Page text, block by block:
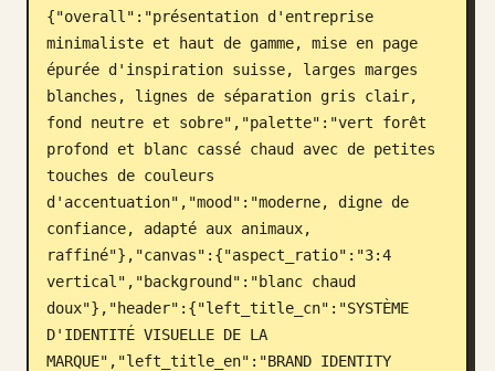
{"overall":"présentation d'entreprise
minimaliste et haut de gamme, mise en page
épurée d'inspiration suisse, larges marges
blanches, lignes de séparation gris clair,
fond neutre et sobre","palette":"vert forêt
profond et blanc cassé chaud avec de petites
touches de couleurs
d'accentuation","mood":"moderne, digne de
confiance, adapté aux animaux,
raffiné"},"canvas":{"aspect_ratio":"3:4
vertical","background":"blanc chaud
doux"},"header":{"left_title_cn":"SYSTÈME
D'IDENTITÉ VISUELLE DE LA
MARQUE","left_title_en":"BRAND IDENTITY